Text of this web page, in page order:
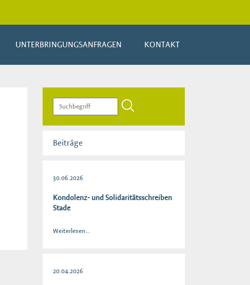
UNTERBRINGUNGSANFRAGEN KONTAKT
Beiträge
30.06.2026
Kondolenz- und Solidaritätsschreiben
Stade
Weiterlesen...
20.04.2026